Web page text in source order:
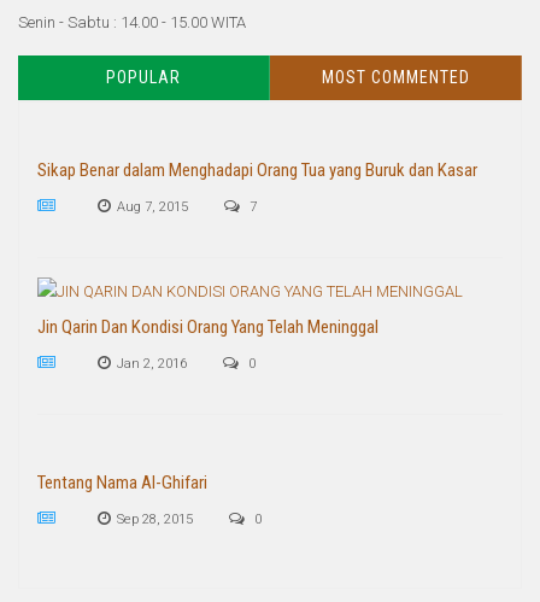
Senin - Sabtu : 14.00 - 15.00 WITA
POPULAR MOST COMMENTED
Sikap Benar dalam Menghadapi Orang Tua yang Buruk dan Kasar
Aug 7, 2015 7
Jin Qarin Dan Kondisi Orang Yang Telah Meninggal
Jan 2, 2016 0
Tentang Nama Al-Ghifari
Sep 28, 2015 0